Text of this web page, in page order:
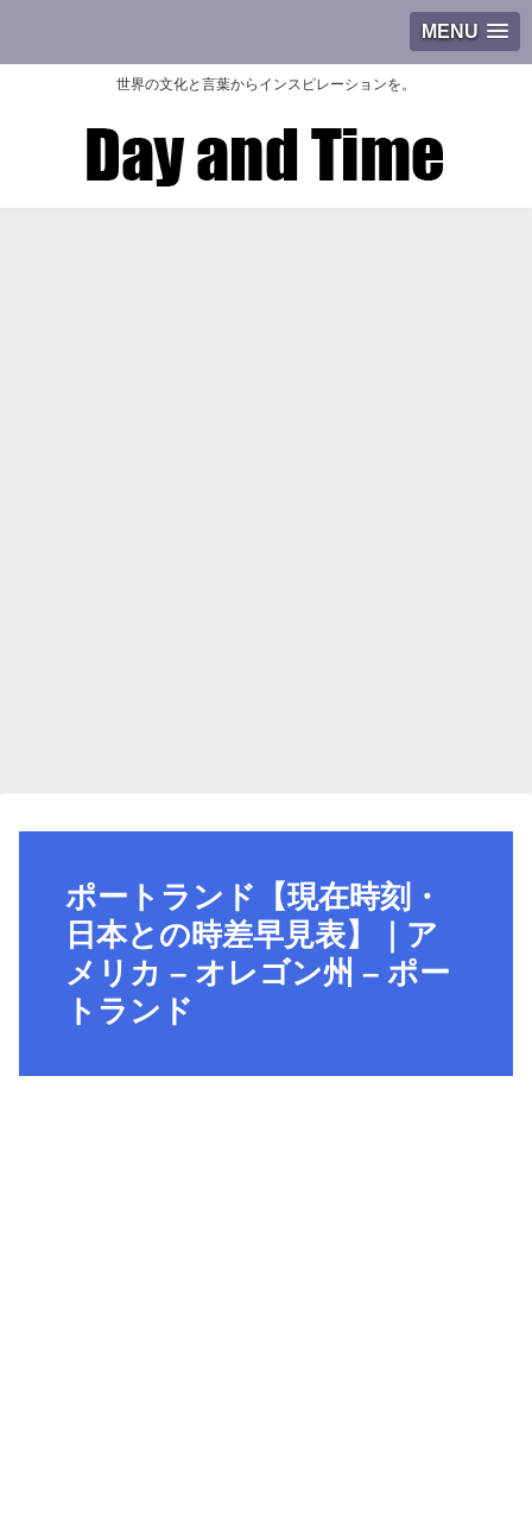
MENU
世界の文化と言葉からインスピレーションを。
ポートランド【現在時刻・
日本との時差早見表】｜ア
メリカ – オレゴン州 – ポー
トランド